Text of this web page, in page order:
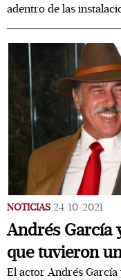
adentro de las
NOTICIAS 24/10/2021
Andrés García
que tuvieron
El actor Andrés